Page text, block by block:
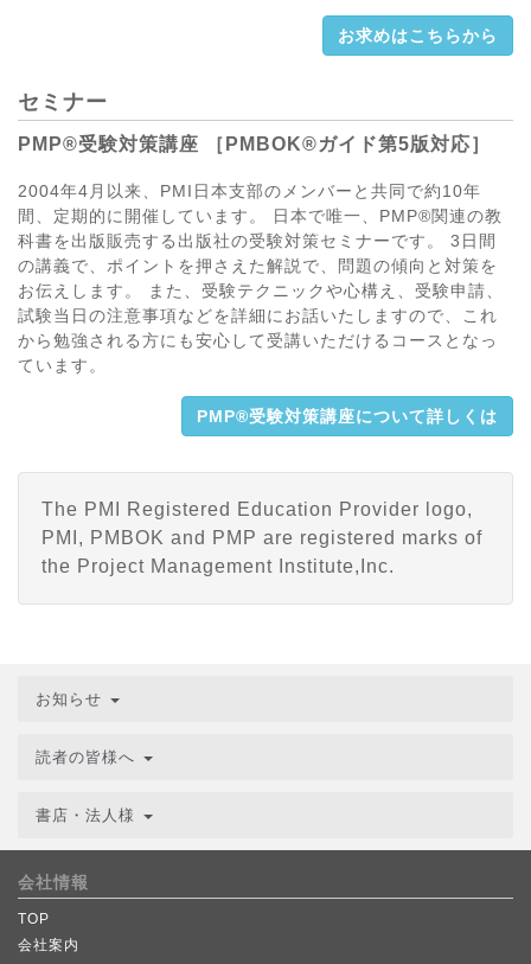
お求めはこちらから
セミナー
PMP®受験対策講座 ［PMBOK®ガイド第5版対応］
2004年4月以来、PMI日本支部のメンバーと共同で約10年
間、定期的に開催しています。 日本で唯一、PMP®関連の教
科書を出版販売する出版社の受験対策セミナーです。 3日間
の講義で、ポイントを押さえた解説で、問題の傾向と対策を
お伝えします。 また、受験テクニックや心構え、受験申請、
試験当日の注意事項などを詳細にお話いたしますので、これ
から勉強される方にも安心して受講いただけるコースとなっ
ています。
PMP®受験対策講座について詳しくは
The PMI Registered Education Provider logo,
PMI, PMBOK and PMP are registered marks of
the Project Management Institute,Inc.
お知らせ
読者の皆様へ
書店・法人様
会社情報
TOP
会社案内